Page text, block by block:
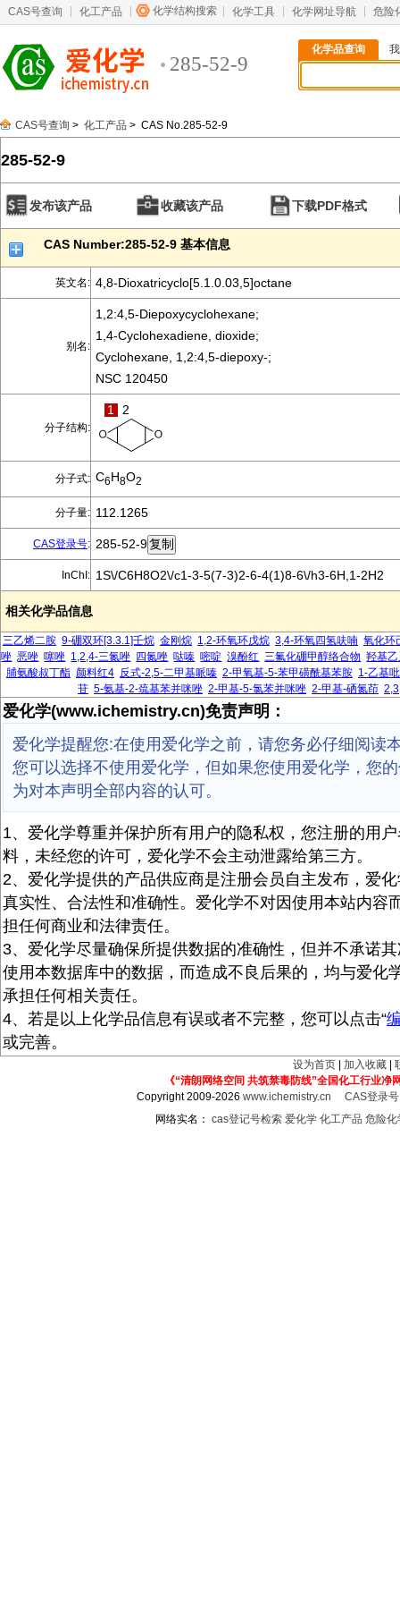
CAS号查询 化工产品 化学结构搜索 化学工具 化学网址导航 危险
285-52-9
化学品查询
CAS号查询 > 化工产品 > CAS No.285-52-9
285-52-9
发布该产品 收藏该产品 下载PDF格式
CAS Number:285-52-9 基本信息
英文名: 4,8-Dioxatricyclo[5.1.0.03,5]octane
别名:
1,2:4,5-Diepoxycyclohexane;
1,4-Cyclohexadiene, dioxide;
Cyclohexane, 1,2:4,5-diepoxy-;
NSC 120450
分子结构:
1 2
分子式: C6H8O2
分子量: 112.1265
CAS登录号: 285-52-9
InChI: 1S\/C6H8O2\/c1-3-5(7-3)2-6-4(1)8-6\/h3-6H,1-2H2
相关化学品信息
三乙烯二胺 9-硼双环[3.3.1]壬烷 金刚烷 1,2-环氧环戊烷 3,4-环氧四氢呋喃 氧化环
唑 恶唑 噻唑 1,2,4-三氮唑 四氮唑 哒嗪 嘧啶 溴酚红 三氟化硼甲醇络合物 羟基
脯氨酸叔丁酯 颜料红4 反式-2,5-二甲基哌嗪 2-甲氧基-5-苯甲磺酰基苯胺 1-乙基
苷 5-氨基-2-巯基苯并咪唑 2-甲基-5-氯苯并咪唑 2-甲基-硒氮茚
爱化学(www.ichemistry.cn)免责声明：
爱化学提醒您:在使用爱化学之前，请您务必仔细阅读
您可以选择不使用爱化学，但如果您使用爱化学，您
为对本声明全部内容的认可。
1、爱化学尊重并保护所有用户的隐私权，您注册的用
料，未经您的许可，爱化学不会主动泄露给第三方。
2、爱化学提供的产品供应商是注册会员自主发布，爱
真实性、合法性和准确性。爱化学不对因使用本站内容
担任何商业和法律责任。
3、爱化学尽量确保所提供数据的准确性，但并不承诺
使用本数据库中的数据，而造成不良后果的，均与爱化
承担任何相关责任。
4、若是以上化学品信息有误或者不完整，您可以点击“
或完善。
设为首页 加入收藏
《“清朗网络空间 共筑禁毒防线”全国化工行业净
Copyright 2009-2026www.ichemistry.cn
CAS登录
网络实名： cas登记号检索 爱化学 化工产品 危险化